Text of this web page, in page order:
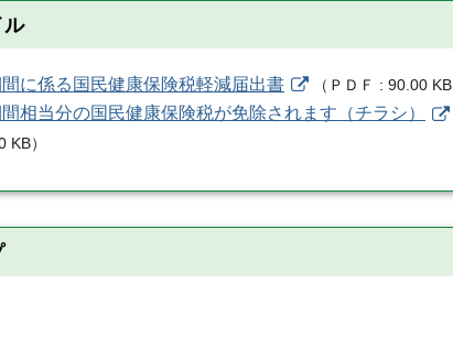
ル
に係る国民健康保険税軽減届出書 （ ＰＤＦ 90.00 KB
相当分の国民健康保険税が免除されます（チラシ）
KB）